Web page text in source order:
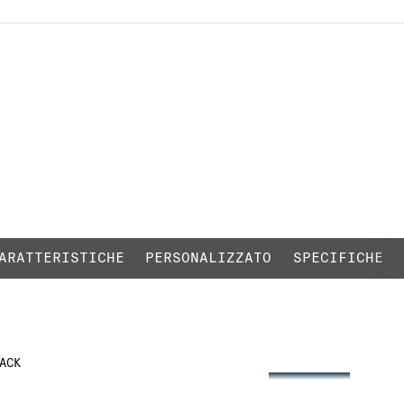
PERSONALIZZATO SPECIFICHE